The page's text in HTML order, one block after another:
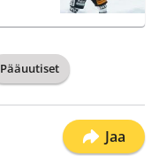
Pääuutiset
Jaa